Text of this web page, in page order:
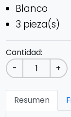
Blanco
3 pieza(s)
Cantidad:
-
+
Resumen